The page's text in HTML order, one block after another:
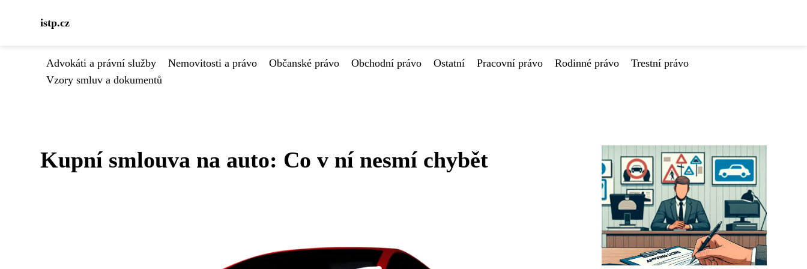
istp.cz
Advokáti a právní služby Nemovitosti a právo Občanské právo Obchodní právo Ostatní Pracovní právo Rodinné právo
Trestní právo
Vzory smluv a dokumentů
Kupní smlouva na auto: Co v ní nesmí chybět